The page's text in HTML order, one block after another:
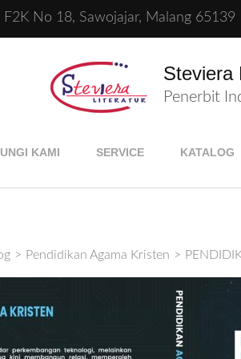
F2K No 18, Sawojajar, Malang 65139
Steviera
Penerbit
KAMI SERVICE KATALOG
> Pendidikan Agama Kristen >